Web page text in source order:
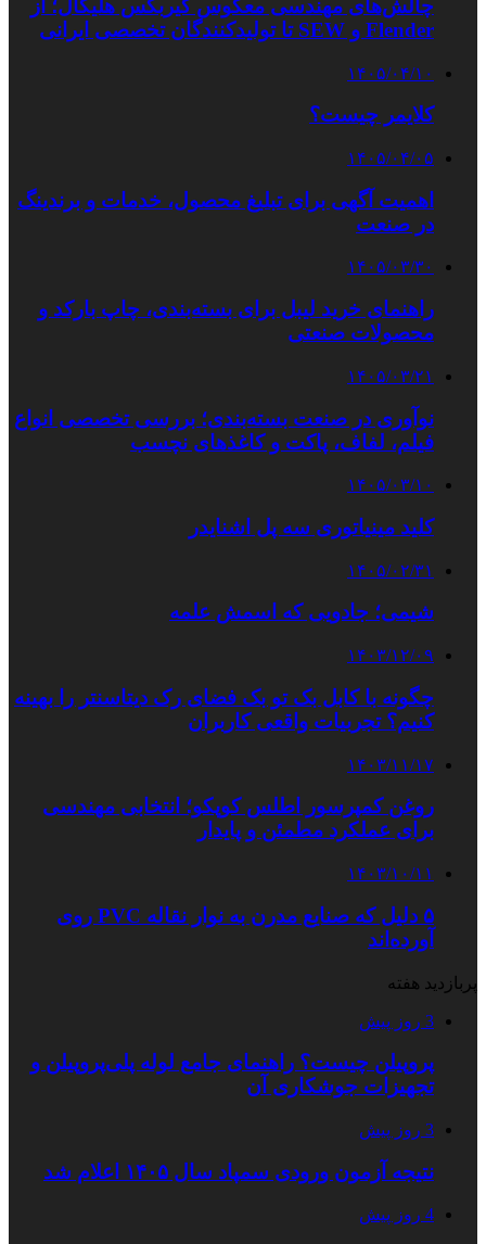
چالش‌های مهندسی معکوس گیربکس هلیکال؛ از
Flender و SEW تا تولیدکنندگان تخصصی ایرانی
۱۴۰۵/۰۴/۱۰
کلایمر چیست؟
۱۴۰۵/۰۴/۰۵
اهمیت آگهی برای تبلیغ محصول، خدمات و برندینگ
در صنعت
۱۴۰۵/۰۳/۳۰
راهنمای خرید لیبل برای بسته‌بندی، چاپ بارکد و
محصولات صنعتی
۱۴۰۵/۰۳/۲۱
نوآوری در صنعت بسته‌بندی؛ بررسی تخصصی انواع
فیلم، لفاف، پاکت و کاغذهای نچسب
۱۴۰۵/۰۳/۱۰
کلید مینیاتوری سه پل اشنایدر
۱۴۰۵/۰۲/۳۱
شیمی؛ جادویی که اسمش علمه
۱۴۰۳/۱۲/۰۹
چگونه با کابل بک تو بک فضای رک دیتاسنتر را بهینه
کنیم؟ تجربیات واقعی کاربران
۱۴۰۳/۱۱/۱۷
روغن کمپرسور اطلس کوپکو؛ انتخابی مهندسی
برای عملکرد مطمئن و پایدار
۱۴۰۳/۱۰/۱۱
۵ دلیل که صنایع مدرن به نوار نقاله PVC روی
آورده‌اند
پربازدید هفته
3 روز پیش
پروپیلن چیست؟ راهنمای جامع لوله پلی‌پروپیلن و
تجهیزات جوشکاری آن
3 روز پیش
نتیجه آزمون ورودی سمپاد سال ۱۴۰۵ اعلام شد
4 روز پیش